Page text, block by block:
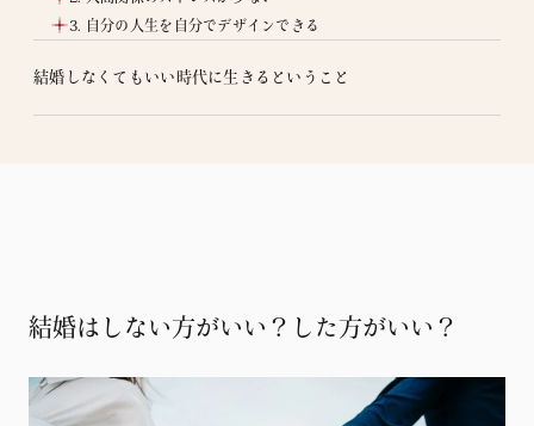
3. 自分の人生を自分でデザインできる
結婚しなくてもいい時代に生きるということ
結婚はしない方がいい？した方がいい？